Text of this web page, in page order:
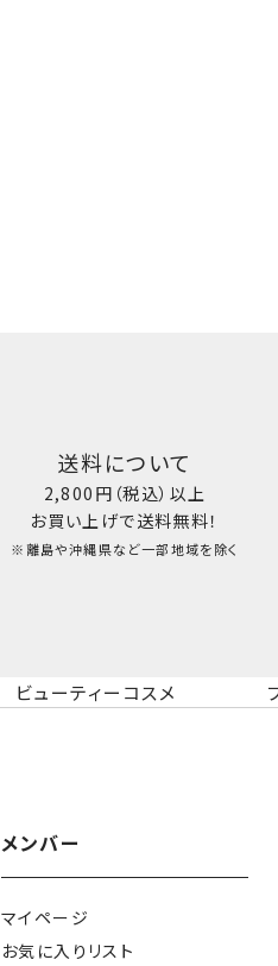
送料について
2,800円（税込）以上
お買い上げで送料無料！
※離島や沖縄県など一部地域を除く
ビューティーコスメ
メンバー
マイページ
お気に入りリスト